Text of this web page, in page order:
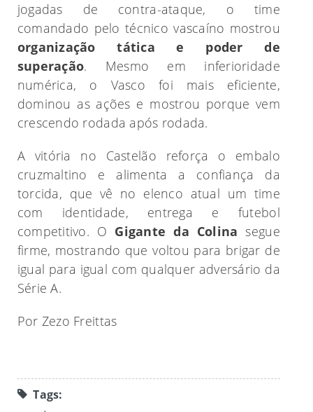
jogadas de contra-ataque, o time
comandado pelo técnico vascaíno mostrou
organização tática e poder de
superação. Mesmo em inferioridade
numérica, o Vasco foi mais eficiente,
dominou as ações e mostrou porque vem
crescendo rodada após rodada.
A vitória no Castelão reforça o embalo
cruzmaltino e alimenta a confiança da
torcida, que vê no elenco atual um time
com identidade, entrega e futebol
competitivo. O Gigante da Colina segue
firme, mostrando que voltou para brigar de
igual para igual com qualquer adversário da
Série A.
Por Zezo Freittas
Tags: